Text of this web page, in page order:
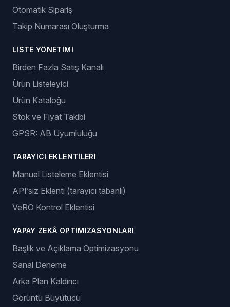
Otomatik Sipariş
Takip Numarası Oluşturma
LISTE YÖNETIMI
Birden Fazla Satış Kanalı
Ürün Listeleyici
Ürün Kataloğu
Stok ve Fiyat Takibi
GPSR: AB Uyumluluğu
TARAYICI EKLENTILERI
Manuel Listeleme Eklentisi
API’siz Eklenti (tarayıcı tabanlı)
VeRO Kontrol Eklentisi
YAPAY ZEKÂ OPTIMIZASYONLARI
Başlık ve Açıklama Optimizasyonu
Sanal Deneme
Arka Plan Kaldırıcı
Görüntü Büyütücü